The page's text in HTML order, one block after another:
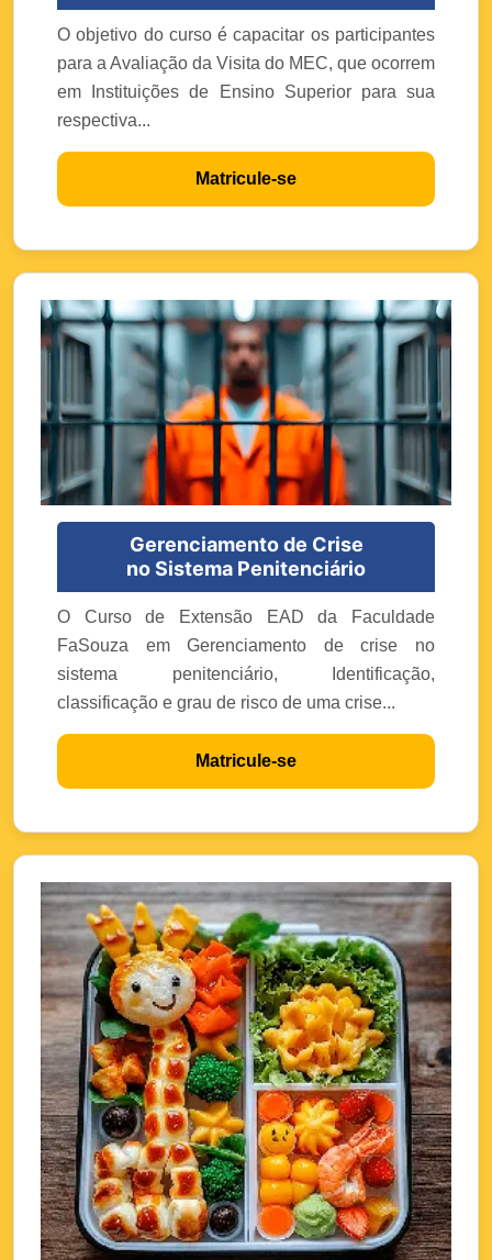
O objetivo do curso é capacitar os participantes
para a Avaliação da Visita do MEC, que ocorrem
em Instituições de Ensino Superior para sua
respectiva...
Matricule-se
Gerenciamento de Crise
no Sistema Penitenciário
O Curso de Extensão EAD da Faculdade
FaSouza em Gerenciamento de crise no
sistema penitenciário, Identificação,
classificação e grau de risco de uma crise...
Matricule-se